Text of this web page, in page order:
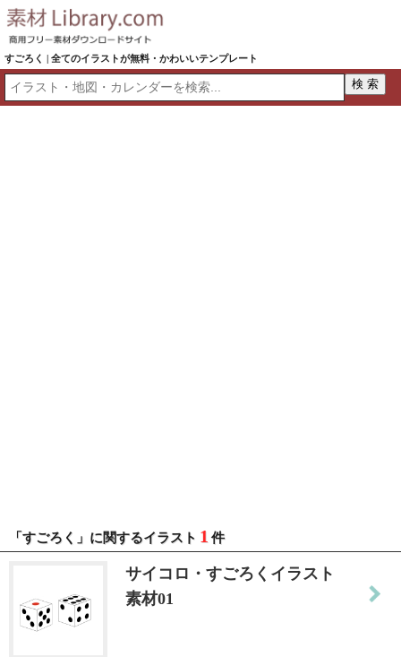
すごろく | 全てのイラストが無料・かわいいテンプレート
「すごろく」に関するイラスト 1 件
サイコロ・すごろくイラスト
素材01